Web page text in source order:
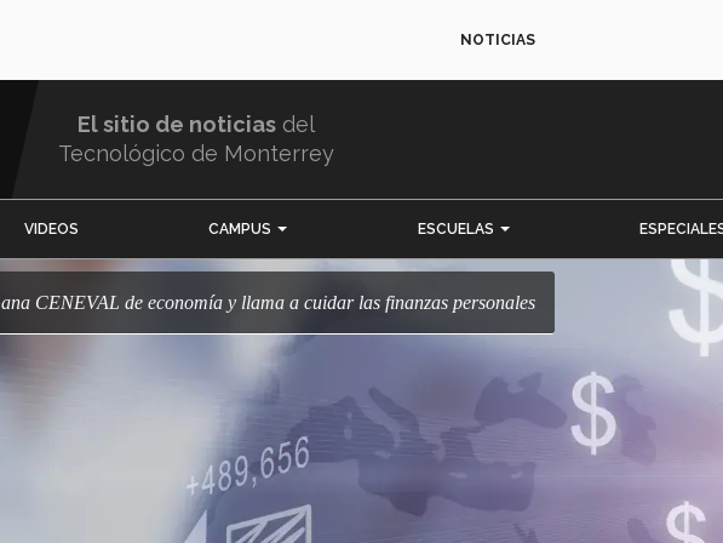
NOTICIAS
El sitio de noticias del
Tecnológico de Monterrey
VIDEOS CAMPUS ESCUELAS
Gana CENEVAL de economía y llama a cuidar las finanzas personales